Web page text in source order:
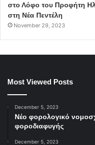
στο Λόφο του Προφήτη
στη Νέα Πεντέλη
November 29, 2023
Most Viewed Posts
December 5, 2023
Νέο φορολογικό
φοροδιαφυγής
December 5, 2023